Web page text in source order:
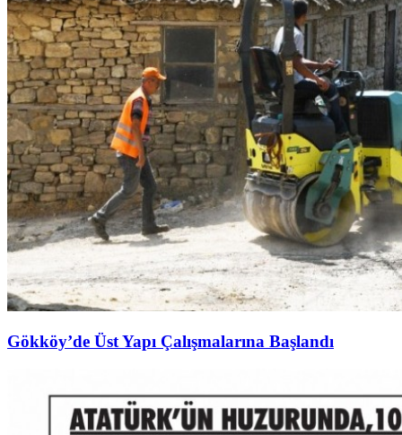
Gökköy’de Üst Yapı Çalışmalarına Başlandı